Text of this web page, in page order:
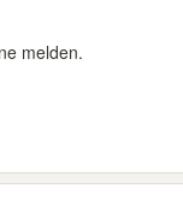
melden.